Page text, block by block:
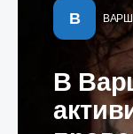
В
В